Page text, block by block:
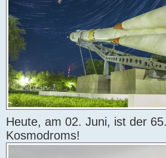
r
B
e
i
t
r
Heute, am 02. Juni, ist der
Kosmodroms!